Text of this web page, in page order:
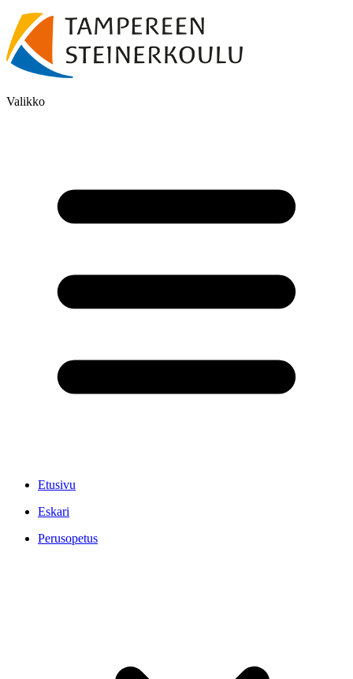
Valikko
Etusivu
Eskari
Perusopetus